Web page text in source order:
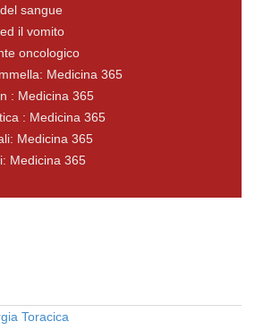
sangue
il vomito
oncologico
Medicina 365
: Medicina 365
: Medicina 365
Medicina 365
Medicina 365
Toracica